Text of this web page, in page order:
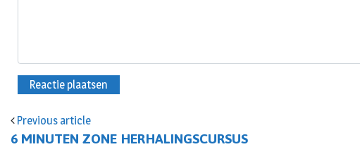
Previous article
6 MINUTEN ZONE HERHALINGSCURSUS